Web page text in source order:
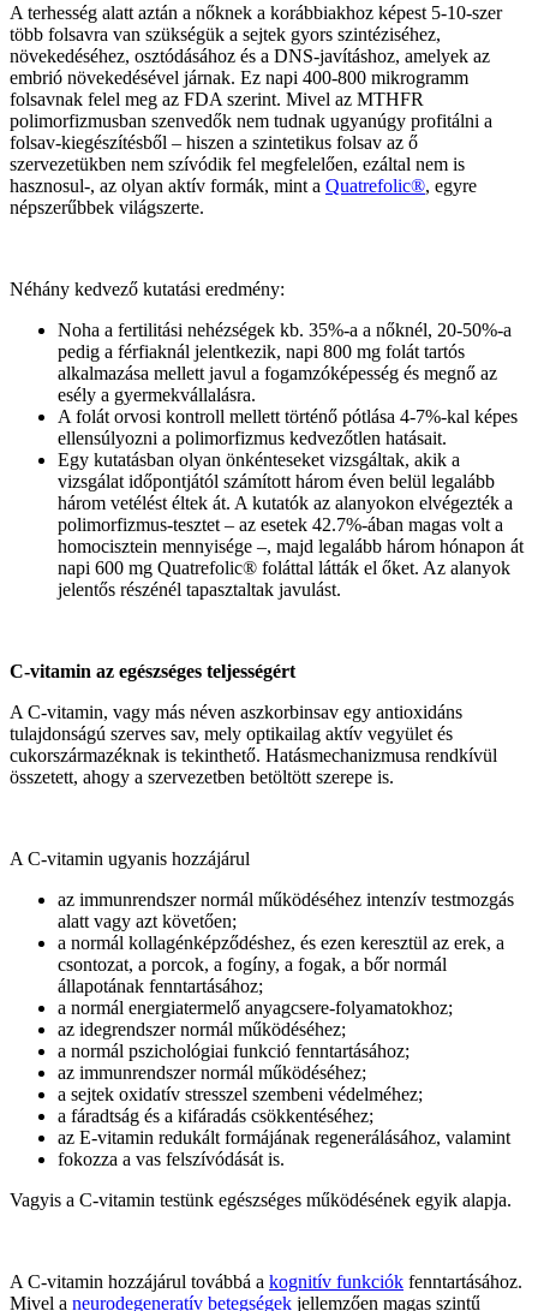
A terhesség alatt aztán a nőknek a korábbiakhoz képest 5-10-szer
több folsavra van szükségük a sejtek gyors szintéziséhez,
növekedéséhez, osztódásához és a DNS-javításhoz, amelyek az
embrió növekedésével járnak. Ez napi 400-800 mikrogramm
folsavnak felel meg az FDA szerint. Mivel az MTHFR
polimorfizmusban szenvedők nem tudnak ugyanúgy profitálni a
folsav-kiegészítésből – hiszen a szintetikus folsav az ő
szervezetükben nem szívódik fel megfelelően, ezáltal nem is
hasznosul-, az olyan aktív formák, mint a Quatrefolic®, egyre
népszerűbbek világszerte.
Néhány kedvező kutatási eredmény:
Noha a fertilitási nehézségek kb. 35%-a a nőknél, 20-50%-a
pedig a férfiaknál jelentkezik, napi 800 mg folát tartós
alkalmazása mellett javul a fogamzóképesség és megnő az
esély a gyermekvállalásra.
A folát orvosi kontroll mellett történő pótlása 4-7%-kal képes
ellensúlyozni a polimorfizmus kedvezőtlen hatásait.
Egy kutatásban olyan önkénteseket vizsgáltak, akik a
vizsgálat időpontjától számított három éven belül legalább
három vetélést éltek át. A kutatók az alanyokon elvégezték a
polimorfizmus-tesztet – az esetek 42.7%-ában magas volt a
homocisztein mennyisége –, majd legalább három hónapon át
napi 600 mg Quatrefolic® foláttal látták el őket. Az alanyok
jelentős részénél tapasztaltak javulást.
C-vitamin az egészséges teljességért
A C-vitamin, vagy más néven aszkorbinsav egy antioxidáns
tulajdonságú szerves sav, mely optikailag aktív vegyület és
cukorszármazéknak is tekinthető. Hatásmechanizmusa rendkívül
összetett, ahogy a szervezetben betöltött szerepe is.
A C-vitamin ugyanis hozzájárul
az immunrendszer normál működéséhez intenzív testmozgás
alatt vagy azt követően;
a normál kollagénképződéshez, és ezen keresztül az erek, a
csontozat, a porcok, a fogíny, a fogak, a bőr normál
állapotának fenntartásához;
a normál energiatermelő anyagcsere-folyamatokhoz;
az idegrendszer normál működéséhez;
a normál pszichológiai funkció fenntartásához;
az immunrendszer normál működéséhez;
a sejtek oxidatív stresszel szembeni védelméhez;
a fáradtság és a kifáradás csökkentéséhez;
az E-vitamin redukált formájának regenerálásához, valamint
fokozza a vas felszívódását is.
Vagyis a C-vitamin testünk egészséges működésének egyik alapja.
A C-vitamin hozzájárul továbbá a kognitív funkciók fenntartásához.
Mivel a neurodegeneratív betegségek jellemzően magas szintű